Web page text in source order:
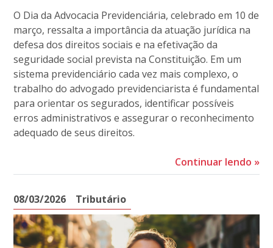
O Dia da Advocacia Previdenciária, celebrado em 10 de
março, ressalta a importância da atuação jurídica na
defesa dos direitos sociais e na efetivação da
seguridade social prevista na Constituição. Em um
sistema previdenciário cada vez mais complexo, o
trabalho do advogado previdenciarista é fundamental
para orientar os segurados, identificar possíveis
erros administrativos e assegurar o reconhecimento
adequado de seus direitos.
Continuar lendo »
08/03/2026 Tributário